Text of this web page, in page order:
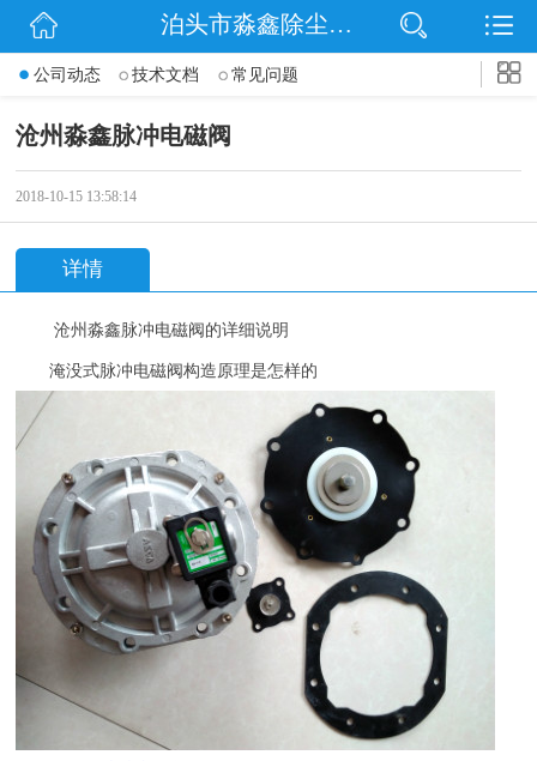
网站首页
泊头市淼鑫除尘配件销售处
公司动态 技术文档 常见问题
沧州淼鑫脉冲电磁阀
2018-10-15 13:58:14
详情
沧州淼鑫脉冲电磁阀的详细说明
淹没式脉冲电磁阀构造原理是怎样的